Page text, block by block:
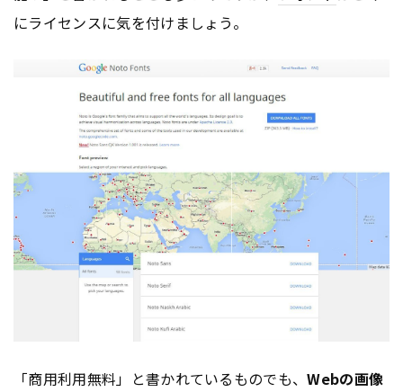
にライセンスに気を付けましょう。
「商用利用無料」と書かれているものでも、Webの画像